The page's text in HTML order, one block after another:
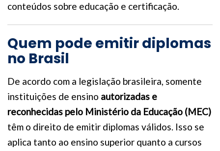
conteúdos sobre educação e certificação.
Quem pode emitir diplomas
no Brasil
De acordo com a legislação brasileira, somente
instituições de ensino autorizadas e
reconhecidas pelo Ministério da Educação (MEC)
têm o direito de emitir diplomas válidos. Isso se
aplica tanto ao ensino superior quanto a cursos